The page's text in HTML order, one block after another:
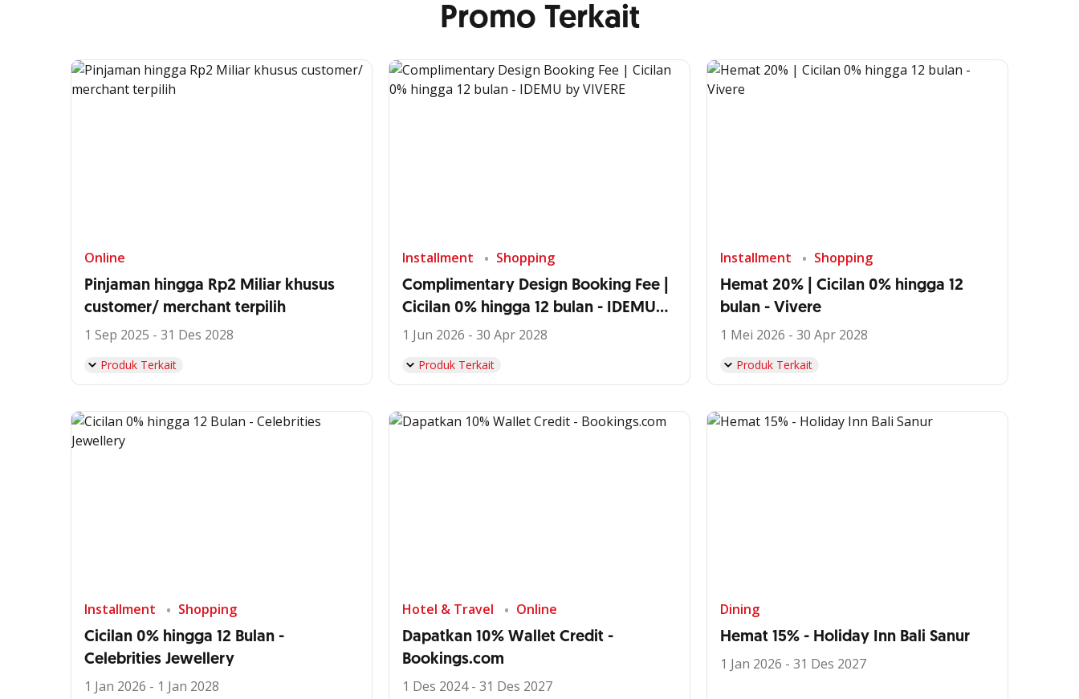
Promo Terkait
Online
Pinjaman hingga Rp2 Miliar khusus
customer/ merchant terpilih
1 Sep 2025 - 31 Des 2028
Produk Terkait
Installment Shopping
Complimentary Design Booking Fee |
Cicilan 0% hingga 12 bulan - IDEMU
by VIVERE
1 Jun 2026 - 30 Apr 2028
Produk Terkait
Installment Shopping
Hemat 20% | Cicilan 0% hingga 12
bulan - Vivere
1 Mei 2026 - 30 Apr 2028
Produk Terkait
Installment Shopping
Cicilan 0% hingga 12 Bulan -
Celebrities Jewellery
1 Jan 2026 - 1 Jan 2028
Hotel & Travel Online
Dapatkan 10% Wallet Credit -
Bookings.com
1 Des 2024 - 31 Des 2027
Dining
Hemat 15% - Holiday Inn Bali Sanur
1 Jan 2026 - 31 Des 2027